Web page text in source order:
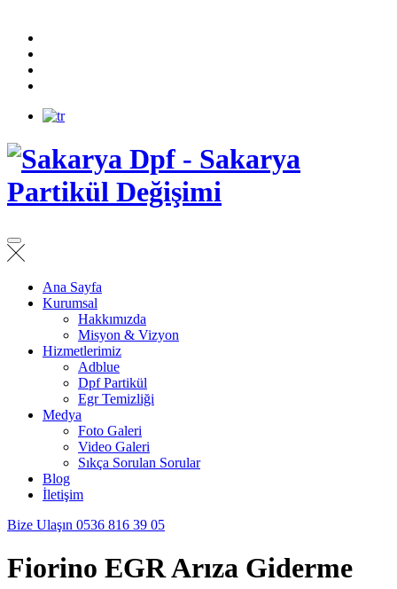
Ana Sayfa
Kurumsal
Hakkımızda
Misyon & Vizyon
Hizmetlerimiz
Adblue
Dpf Partikül
Egr Temizliği
Medya
Foto Galeri
Video Galeri
Sıkça Sorulan Sorular
Blog
İletişim
Bize Ulaşın 0536 816 39 05
Fiorino EGR Arıza Giderme